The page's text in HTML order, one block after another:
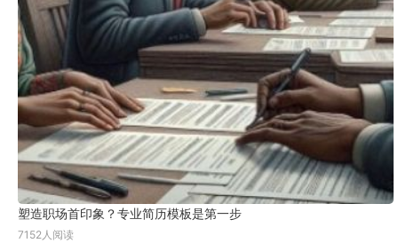
塑造职场首印象？专业简历模板是第一步
7152人阅读